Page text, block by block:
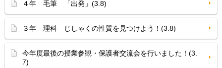
４年 毛筆 「出発」(3.8)
３年 理科 じしゃくの性質を見つけよう！(3.8)
今年度最後の授業参観・保護者交流会を行いました！(3.
7)